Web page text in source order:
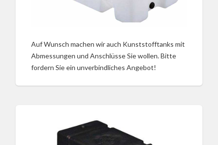
Auf Wunsch machen wir auch Kunststofftanks mit
Abmessungen und Anschlüsse Sie wollen. Bitte
fordern Sie ein unverbindliches Angebot!